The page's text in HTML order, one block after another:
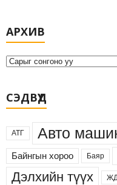
АРХИВ
и
СЭДВҮҮД
АТГ Авто
Байнгын хороо Баяр
Дэлхийн түүх